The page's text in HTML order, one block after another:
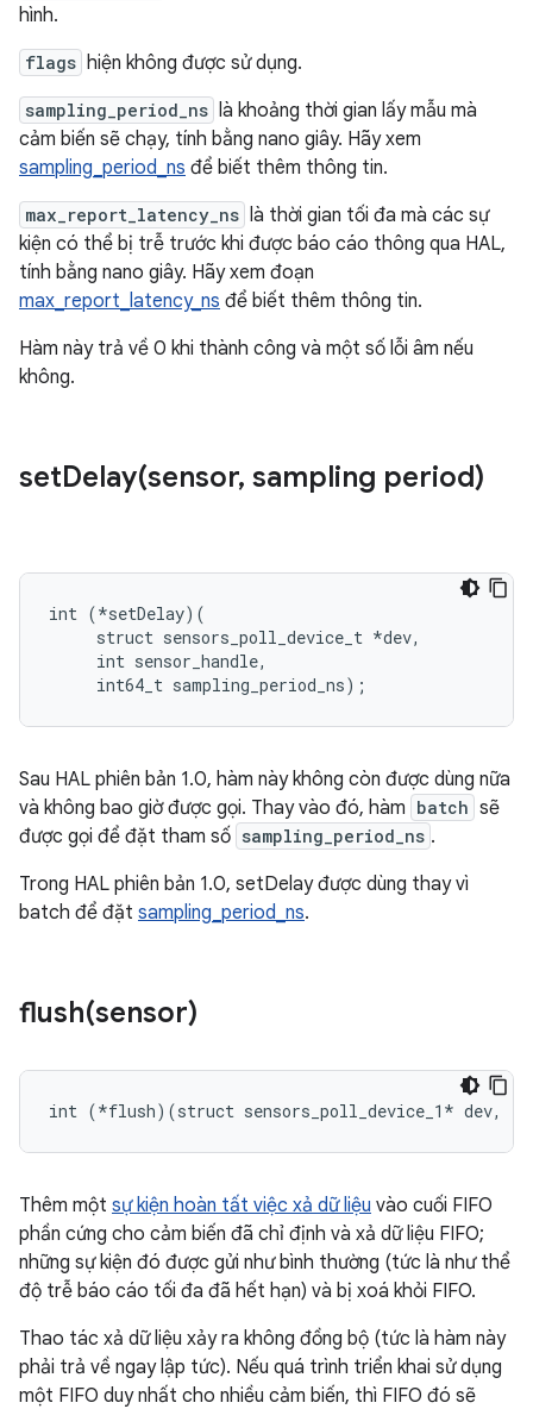
hình.
flags hiện không được sử dụng.
sampling_period_ns là khoảng thời gian lấy mẫu mà
cảm biến sẽ chạy, tính bằng nano giây. Hãy xem
sampling_period_ns để biết thêm thông tin.
max_report_latency_ns là thời gian tối đa mà các sự
kiện có thể bị trễ trước khi được báo cáo thông qua HAL,
tính bằng nano giây. Hãy xem đoạn
max_report_latency_ns để biết thêm thông tin.
Hàm này trả về 0 khi thành công và một số lỗi âm nếu
không.
setDelay(sensor, sampling period)
int (*setDelay)(
     struct sensors_poll_device_t *dev,
     int sensor_handle,
     int64_t sampling_period_ns);
Sau HAL phiên bản 1.0, hàm này không còn được dùng nữa
và không bao giờ được gọi. Thay vào đó, hàm batch sẽ
được gọi để đặt tham số sampling_period_ns .
Trong HAL phiên bản 1.0, setDelay được dùng thay vì
batch để đặt sampling_period_ns.
flush(sensor)
int (*flush)(struct sensors_poll_device_1* dev,
Thêm một sự kiện hoàn tất việc xả dữ liệu vào cuối FIFO
phần cứng cho cảm biến đã chỉ định và xả dữ liệu FIFO;
những sự kiện đó được gửi như bình thường (tức là như thể
độ trễ báo cáo tối đa đã hết hạn) và bị xoá khỏi FIFO.
Thao tác xả dữ liệu xảy ra không đồng bộ (tức là hàm này
phải trả về ngay lập tức). Nếu quá trình triển khai sử dụng
một FIFO duy nhất cho nhiều cảm biến, thì FIFO đó sẽ